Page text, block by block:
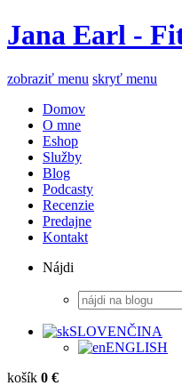
Jana Earl -
zobraziť menu skryť menu
Domov
O mne
Eshop
Služby
Blog
Podcasty
Recenzie
Predajne
Kontakt
Nájdi
SLOVENČINA
ENGLISH
košík 0 €